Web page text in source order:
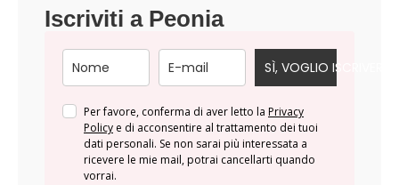
Iscriviti a Peonia
SÌ, VOGLIO ISCRIVERMI!
Per favore, conferma di aver letto la Privacy
Policy e di acconsentire al trattamento dei tuoi
dati personali. Se non sarai più interessata a
ricevere le mie mail, potrai cancellarti quando
vorrai.